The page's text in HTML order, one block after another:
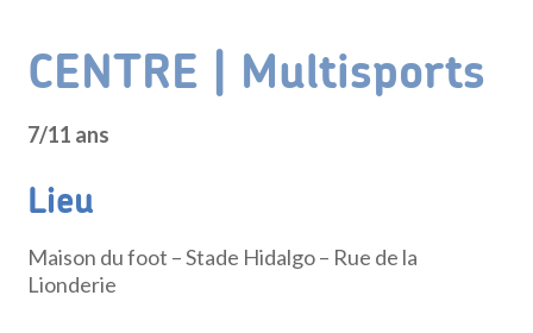
CENTRE | Multisports
7/11 ans
Lieu
Maison du foot – Stade Hidalgo – Rue de la
Lionderie